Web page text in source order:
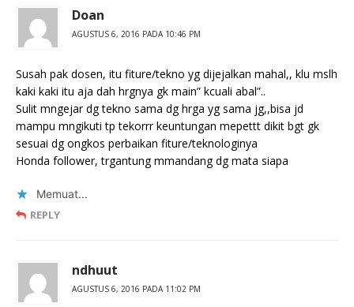
Doan
AGUSTUS 6, 2016 PADA 10:46 PM
Susah pak dosen, itu fiture/tekno yg dijejalkan mahal,, klu mslh
kaki kaki itu aja dah hrgnya gk main” kcuali abal”..
Sulit mngejar dg tekno sama dg hrga yg sama jg,,bisa jd
mampu mngikuti tp tekorrr keuntungan mepettt dikit bgt gk
sesuai dg ongkos perbaikan fiture/teknologinya
Honda follower, trgantung mmandang dg mata siapa
Memuat...
REPLY
ndhuut
AGUSTUS 6, 2016 PADA 11:02 PM